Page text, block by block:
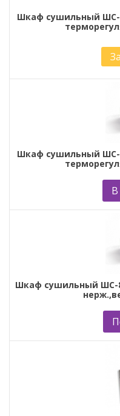
Шкаф сушильный ШС-
Шкаф сушильный ШС-
В
Шкаф сушильный ШС-